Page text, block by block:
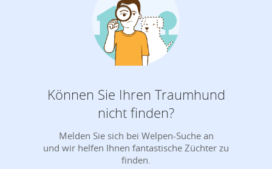
Können Sie Ihren Traumhund
nicht finden?
Melden Sie sich bei Welpen-Suche an
und wir helfen Ihnen fantastische Züchter zu
finden.